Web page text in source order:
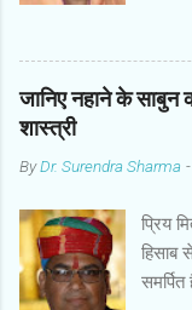
पाई
नस्ल
के
की ओर
रंग की
कम
जानिए नहाने के
शास्त्री
ByDr. Surendra Sharma -
प्रिय
हिसाब